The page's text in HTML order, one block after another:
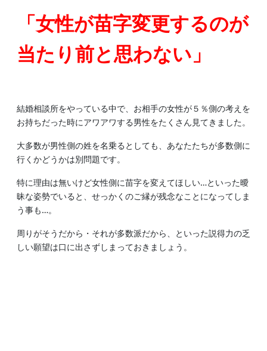
「女性が苗字変更するのが
当たり前と思わない」
結婚相談所をやっている中で、お相手の女性が５％側の考えを
お持ちだった時にアワアワする男性をたくさん見てきました。
大多数が男性側の姓を名乗るとしても、あなたたちが多数側に
行くかどうかは別問題です。
特に理由は無いけど女性側に苗字を変えてほしい…といった曖
昧な姿勢でいると、せっかくのご縁が残念なことになってしま
う事も…。
周りがそうだから・それが多数派だから、といった説得力の乏
しい願望は口に出さずしまっておきましょう。